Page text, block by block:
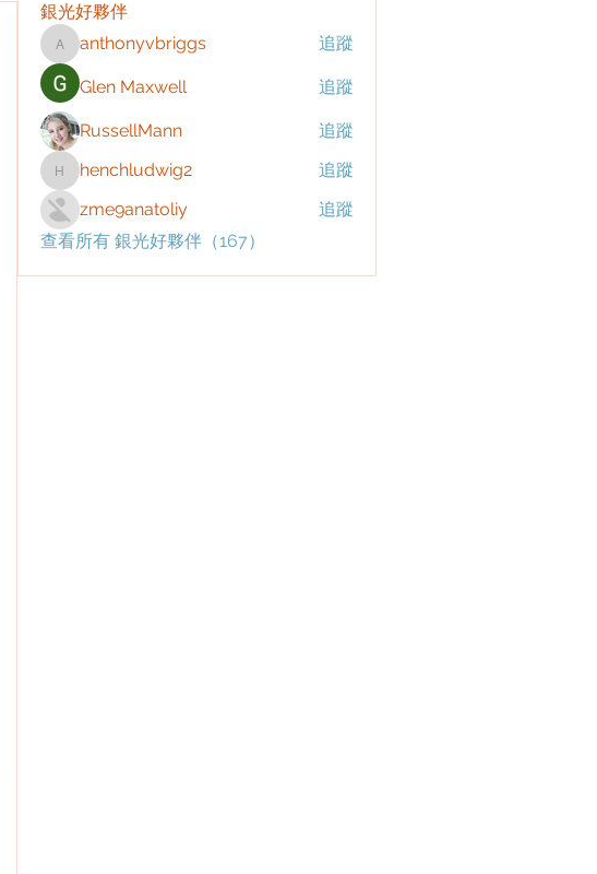
銀光好夥伴
anthonyvbriggs
anthonyvbriggs 追蹤
Glen Maxwell 追蹤
RussellMann 追蹤
henchludwig2
henchludwig2
追蹤
zme9anatoliy
追蹤
查看所有 銀光好夥伴（167）